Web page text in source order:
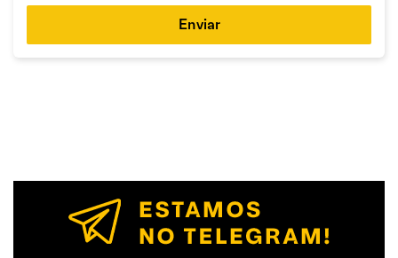
Enviar